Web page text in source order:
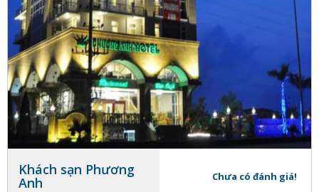
Khách sạn Phương
Anh Chưa có đánh giá!